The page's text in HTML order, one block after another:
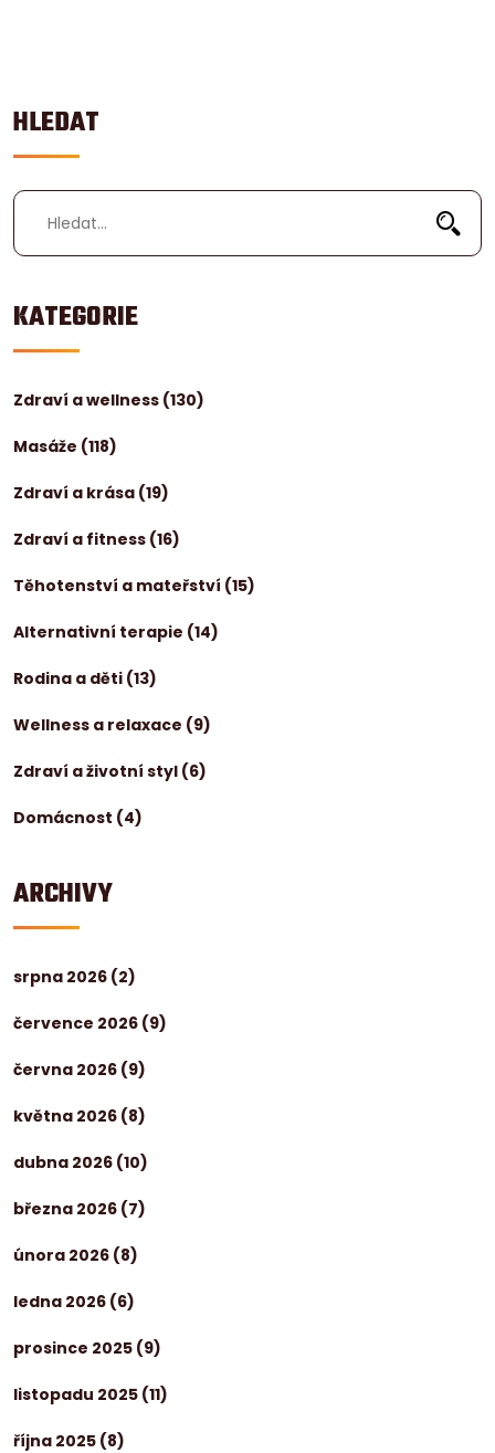
HLEDAT
KATEGORIE
Zdraví a wellness (130)
Masáže (118)
Zdraví a krása (19)
Zdraví a fitness (16)
Těhotenství a mateřství (15)
Alternativní terapie (14)
Rodina a děti (13)
Wellness a relaxace (9)
Zdraví a životní styl (6)
Domácnost (4)
ARCHIVY
srpna 2026 (2)
července 2026 (9)
června 2026 (9)
května 2026 (8)
dubna 2026 (10)
března 2026 (7)
února 2026 (8)
ledna 2026 (6)
prosince 2025 (9)
listopadu 2025 (11)
října 2025 (8)